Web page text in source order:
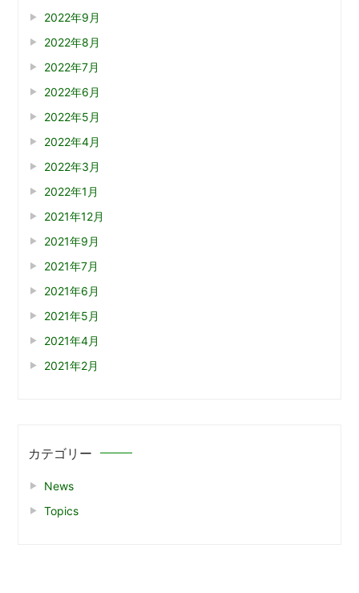
2022年9月
2022年8月
2022年7月
2022年6月
2022年5月
2022年4月
2022年3月
2022年1月
2021年12月
2021年9月
2021年7月
2021年6月
2021年5月
2021年4月
2021年2月
カテゴリー
News
Topics